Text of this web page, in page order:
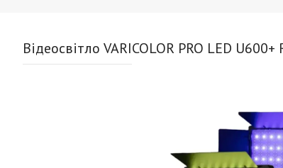
Відеосвітло VARICOLOR PRO LED